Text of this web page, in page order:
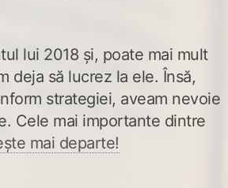
lui 2018 și, poate mai mult
deja să lucrez la ele. Însă,
strategiei, aveam nevoie
Cele mai importante dintre
mai departe!